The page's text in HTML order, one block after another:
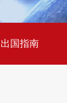
出国指南